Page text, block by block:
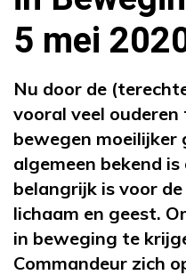
5 mei
Nu door de
vooral veel
bewegen moeilijker
algemeen bekend
belangrijk is voor
lichaam en geest.
in beweging te
Commandeur zich